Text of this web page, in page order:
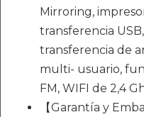
Mirroring,
transferencia
transferencia de
multi- usuario,
FM, WIFI de 2,4
【Garantía y